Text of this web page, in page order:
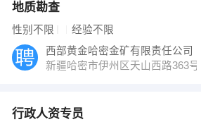
地质勘查
性别不限 经验不限
西部黄金哈密金矿有限责任公司
新疆哈密市伊州区天山西路363号
行政人资专员